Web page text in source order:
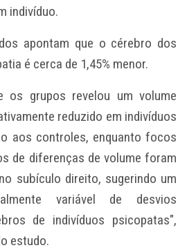
indivíduo.
apontam que o cérebro dos
é cerca de 1,45% menor.
os grupos revelou um volume
reduzido em indivíduos
aos controles, enquanto focos
de diferenças de volume foram
subículo direito, sugerindo um
variável de desvios
de indivíduos psicopatas",
estudo.